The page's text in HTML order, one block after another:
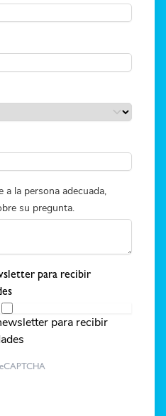
a la persona adecuada,
su pregunta.
para recibir
para recibir